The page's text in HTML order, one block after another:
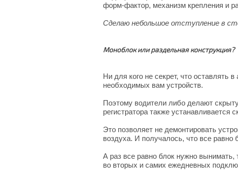
форм-фактор, механизм крепления и
Сделаю небольшое отступление в
Моноблок или раздельная конструкция?
Ни для кого не секрет, что оставлять
необходимых вам устройств.
Поэтому водители либо делают
регистратора также устанавливается
Это позволяет не демонтировать
воздуха. И получалось, что все
А раз все равно блок нужно вынимать,
во вторых и самих ежедневных